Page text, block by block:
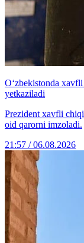
O‘zbekistonda
yetkaziladi
Prezident xavfli
oid qarorni imzoladi.
21:57 / 06.08.2026